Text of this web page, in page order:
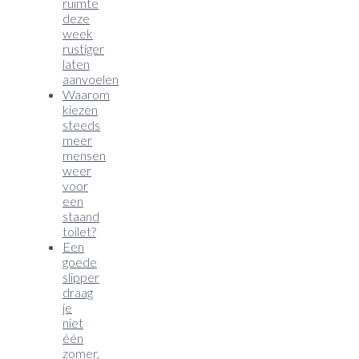
ruimte
deze
week
rustiger
laten
aanvoelen
Waarom
kiezen
steeds
meer
mensen
weer
voor
een
staand
toilet?
Een
goede
slipper
draag
je
niet
één
zomer,